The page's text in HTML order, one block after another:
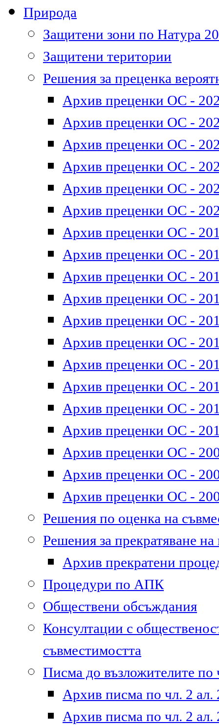
Природа
Защитени зони по Натура
Защитени територии
Решения за преценка
Архив преценки ОС -
Архив преценки ОС -
Архив преценки ОС -
Архив преценки ОС -
Архив преценки ОС -
Архив преценки ОС -
Архив преценки ОС -
Архив преценки ОС -
Архив преценки ОС -
Архив преценки ОС -
Архив преценки ОС -
Архив преценки ОС -
Архив преценки ОС -
Архив преценки ОС -
Архив преценки ОС -
Архив преценки ОС -
Архив преценки ОС -
Архив преценки ОС -
Архив преценки ОС -
Решения по оценка на
Решения за прекратяване
Архив прекратени
Процедури по АПК
Обществени обсъждания
Консултации с
съвместимостта
Писма до възложителите по
Архив писма по чл. 2 ал.
Архив писма по чл. 2 ал.